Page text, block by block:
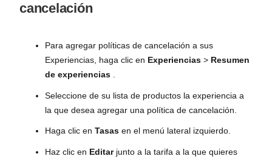
cancelación
Para agregar políticas de cancelación a sus
Experiencias, haga clic en Experiencias > Resumen
de experiencias
Seleccione de su lista de productos la experiencia a
la que desea agregar una política de cancelación.
Haga clic en Tasas en el menú lateral izquierdo.
Haz clic en Editarjunto a la tarifa a la que quieres